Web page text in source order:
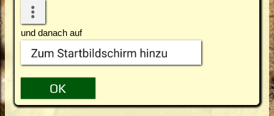
und danach auf